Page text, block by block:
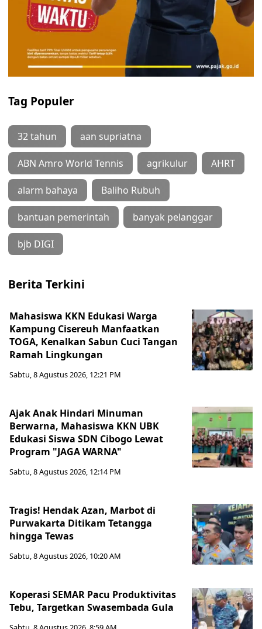
Tag Populer
32 tahun aan supriatna
ABN Amro World Tennis agrikulur AHRT
alarm bahaya Baliho Rubuh
bantuan pemerintah banyak pelanggar
bjb DIGI
Berita Terkini
Mahasiswa KKN Edukasi Warga
Kampung Cisereuh Manfaatkan
TOGA, Kenalkan Sabun Cuci Tangan
Ramah Lingkungan
Sabtu, 8 Agustus 2026, 12:21 PM
Ajak Anak Hindari Minuman
Berwarna, Mahasiswa KKN UBK
Edukasi Siswa SDN Cibogo Lewat
Program "JAGA WARNA"
Sabtu, 8 Agustus 2026, 12:14 PM
Tragis! Hendak Azan, Marbot di
Purwakarta Ditikam Tetangga
hingga Tewas
Sabtu, 8 Agustus 2026, 10:20 AM
Koperasi SEMAR Pacu Produktivitas
Tebu, Targetkan Swasembada Gula